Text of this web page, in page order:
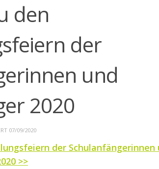
den
der
und
2020
07/09/2020
der Schulanfängerinnen
>>